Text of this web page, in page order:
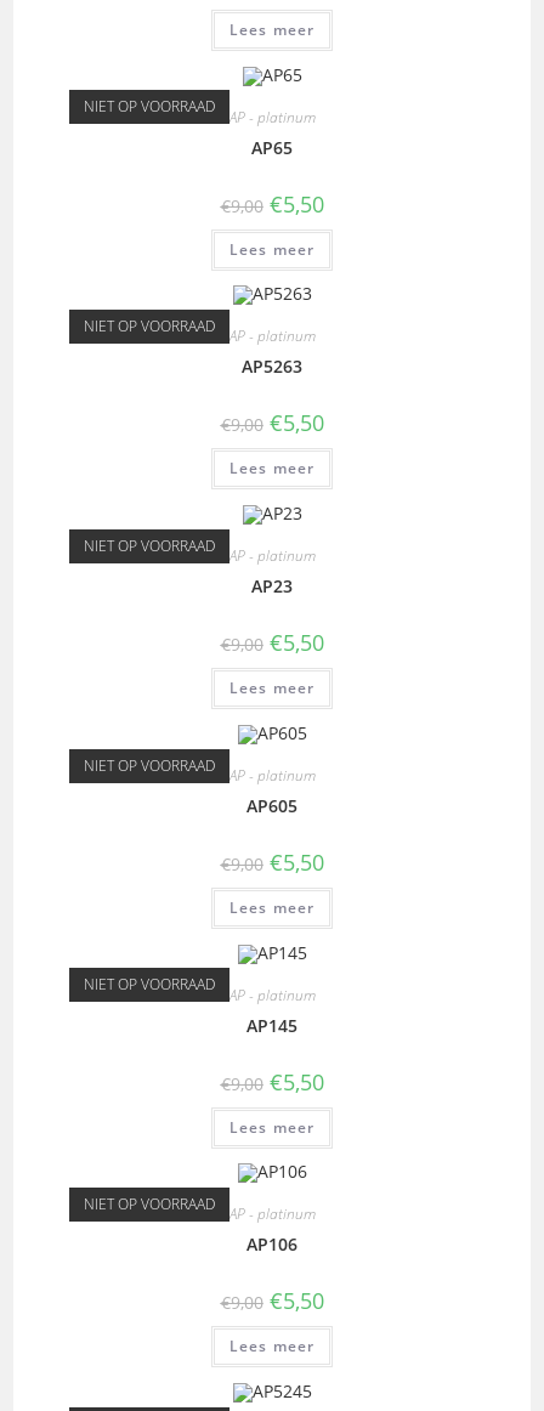
Lees meer
NIET OP VOORRAAD AP - platinum
AP65
€9,00 €5,50
Lees meer
NIET OP VOORRAAD AP - platinum
AP5263
€9,00 €5,50
Lees meer
NIET OP VOORRAAD AP - platinum
AP23
€9,00 €5,50
Lees meer
NIET OP VOORRAAD AP - platinum
AP605
€9,00 €5,50
Lees meer
NIET OP VOORRAAD AP - platinum
AP145
€9,00 €5,50
Lees meer
NIET OP VOORRAAD AP - platinum
AP106
€9,00 €5,50
Lees meer